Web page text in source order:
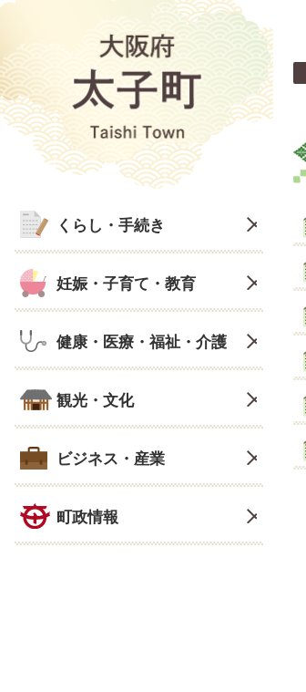
くらし・手続き
妊娠・子育て・教育
健康・医療・福祉・介護
観光・文化
ビジネス・産業
町政情報